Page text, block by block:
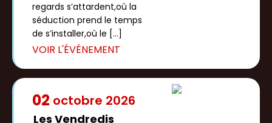
regards s’attardent,où la
séduction prend le temps
de s’installer,où le […]
02 octobre 2026
Les Vendredis